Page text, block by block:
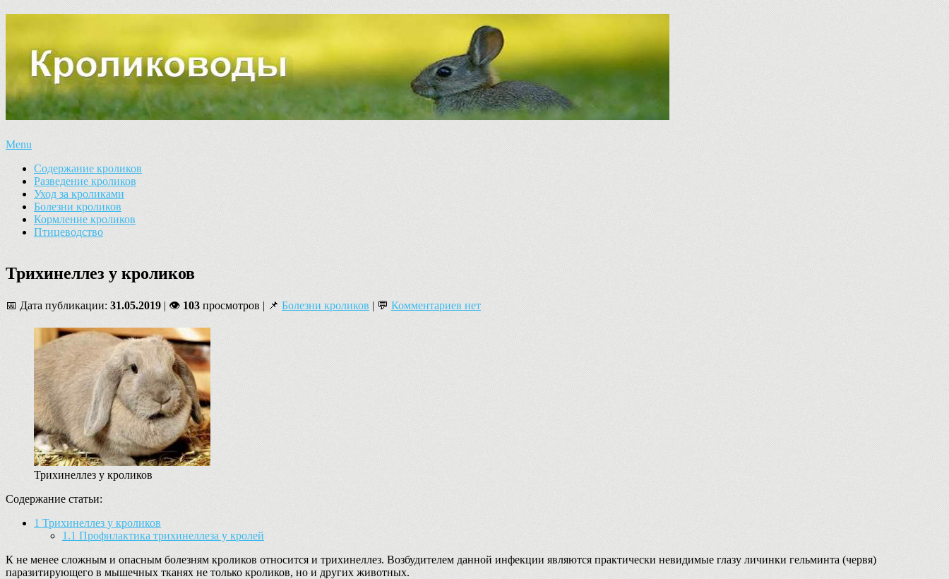
Menu
Содержание кроликов
Разведение кроликов
Уход за кроликами
Болезни кроликов
Кормление кроликов
Птицеводство
Трихинеллез у кроликов
📅 Дата публикации: 31.05.2019 | 👁 103 просмотров | 📌 Болезни кроликов | 💬 Комментариев нет
Трихинеллез у кроликов
Содержание статьи:
1 Трихинеллез у кроликов
1.1 Профилактика трихинеллеза у кролей
К не менее сложным и опасным болезням кроликов относится и трихинеллез. Возбудителем данной инфекции являются практически невидимые глазу личинки гельминта (червя)
паразитирующего в мышечных тканях не только кроликов, но и других животных.